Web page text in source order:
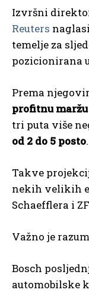
Izvršni
Reuters
temelje za
pozicionirana
Prema
profitnu
tri puta više
od 2 do 5 posto.
Takve
nekih velikih
Schaefflera i
Važno je
Bosch
automobilske